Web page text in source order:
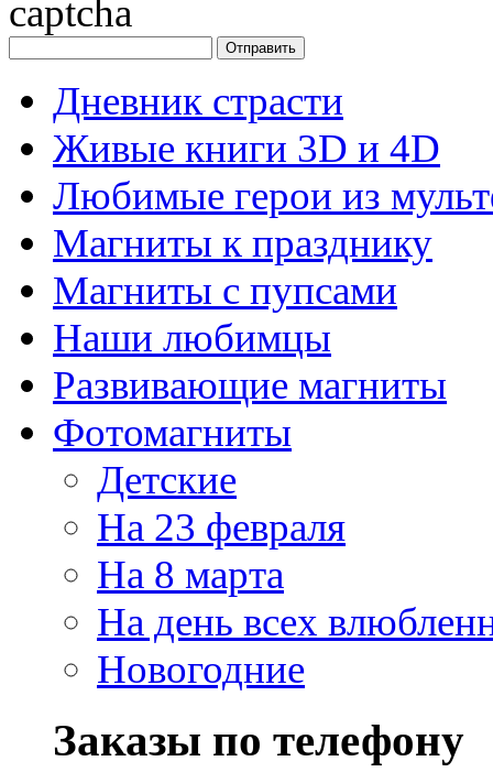
Дневник страсти
Живые книги 3D и 4D
Любимые герои из
Магниты к празднику
Магниты с пупсами
Наши любимцы
Развивающие магниты
Фотомагниты
Детские
На 23 февраля
На 8 марта
На день всех
Новогодние
Заказы по телефону